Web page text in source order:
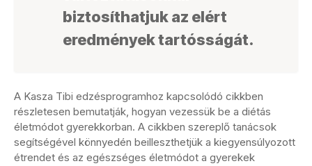
biztosíthatjuk az elért
eredmények tartósságát.
A Kasza Tibi edzésprogramhoz kapcsolódó cikkben
részletesen bemutatják, hogyan vezessük be a diétás
életmódot gyerekkorban. A cikkben szereplő tanácsok
segítségével könnyedén beilleszthetjük a kiegyensúlyozott
étrendet és az egészséges életmódot a gyerekek